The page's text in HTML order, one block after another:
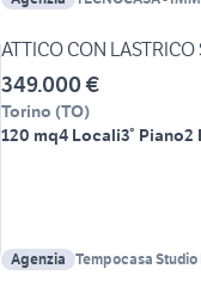
ATTICO CON
349.000 €
Torino (TO)
120 mq4 Locali3° Piano2
Agenzia Tempocasa